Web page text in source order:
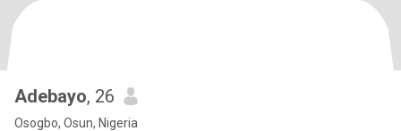
Adebayo, 26
Osogbo, Osun, Nigeria